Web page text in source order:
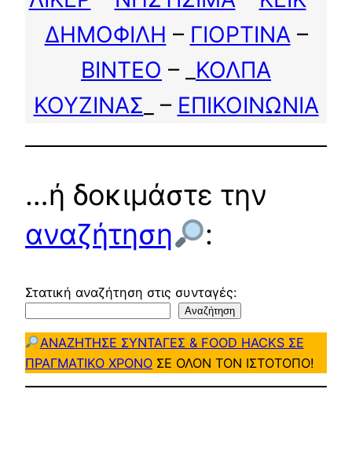
ΔΗΜΟΦΙΛΗ – ΓΙΟΡΤΙΝΑ–
ΒΙΝΤΕΟ – _ ΚΟΛΠΑ
ΚΟΥΖΙΝΑΣ _ – ΕΠΙΚΟΙΝΩΝΙΑ
…ή δοκιμάστε την
αναζήτηση
:
Στατική αναζήτηση στις συνταγές:
Αναζήτηση
ΑΝΑΖΗΤΗΣΕ ΣΥΝΤΑΓΕΣ & FOOD HACKS ΣΕ
ΠΡΑΓΜΑΤΙΚΟ ΧΡΟΝΟ ΣΕ ΟΛΟΝ ΤΟΝ ΙΣΤΟΤΟΠΟ!